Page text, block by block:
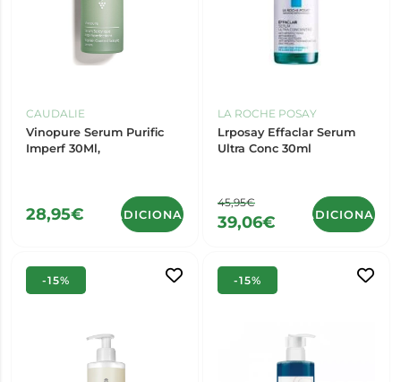
CAUDALIE
Vinopure Serum Purific
Imperf 30Ml,
28,95€ ADICIONAR
LA ROCHE POSAY
Lrposay Effaclar Serum
Ultra Conc 30ml
45,95€
39,06€ ADICIONAR
-15% -15%